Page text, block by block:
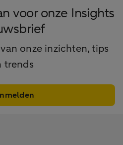
voor onze Insights
onze inzichten, tips
trends